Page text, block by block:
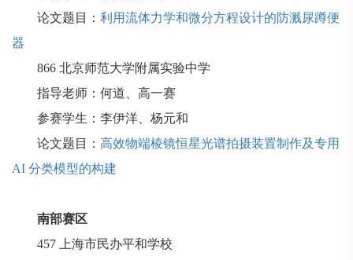
论文题目： 利用流体力学和微分方程设计的防溅尿蹲便
器
866 北京师范大学附属实验中学
指导老师：何道、高一赛
参赛学生：李伊洋、杨元和
论文题目： 高效物端棱镜恒星光谱拍摄装置制作及专用
AI 分类模型的构建
南部赛区
457
上海市民办平和学校